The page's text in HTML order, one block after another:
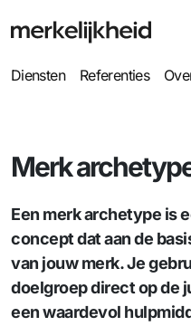
Diensten Referenties
Merk
Een merk archetype is
concept dat aan de
van jouw merk. Je
doelgroep direct op de
een waardevol